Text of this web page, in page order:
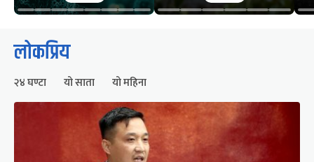
लोकप्रिय
२४ घण्टा यो साता यो महिना